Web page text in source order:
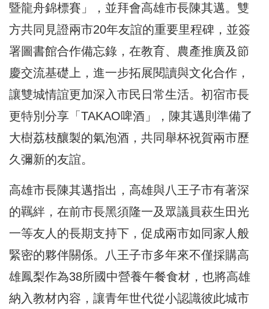
暨龍舟錦標賽」，並拜會高雄市長陳其邁。雙
方共同見證兩市20年友誼的重要里程碑，並簽
署圖書館合作備忘錄，在教育、農產推廣及節
慶交流基礎上，進一步拓展閱讀與文化合作，
讓雙城情誼更加深入市民日常生活。初宿市長
更特別分享「TAKAO啤酒」，陳其邁則準備了
大樹荔枝釀製的氣泡酒，共同舉杯祝賀兩市歷
久彌新的友誼。
高雄市長陳其邁指出，高雄與八王子市有著深
的羈絆，在前市長黑須隆一及眾議員萩生田光
一等友人的長期支持下，促成兩市如同家人般
緊密的夥伴關係。八王子市多年來不僅採購高
雄鳳梨作為38所國中營養午餐食材，也將高雄
納入教材內容，讓青年世代從小認識彼此城市